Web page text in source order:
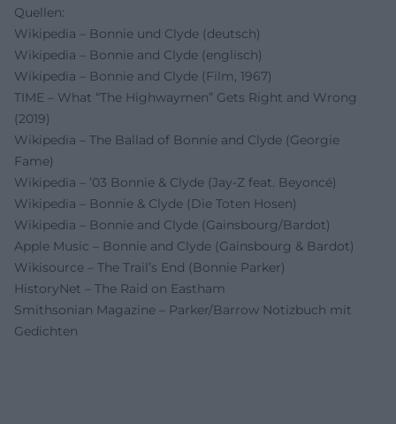
Quellen:
Wikipedia – Bonnie und Clyde (deutsch)
Wikipedia – Bonnie and Clyde (englisch)
Wikipedia – Bonnie and Clyde (Film, 1967)
TIME – What “The Highwaymen” Gets Right and Wrong
(2019)
Wikipedia – The Ballad of Bonnie and Clyde (Georgie
Fame)
Wikipedia – ’03 Bonnie & Clyde (Jay‑Z feat. Beyoncé)
Wikipedia – Bonnie & Clyde (Die Toten Hosen)
Wikipedia – Bonnie and Clyde (Gainsbourg/Bardot)
Apple Music – Bonnie and Clyde (Gainsbourg & Bardot)
Wikisource – The Trail’s End (Bonnie Parker)
HistoryNet – The Raid on Eastham
Smithsonian Magazine – Parker/Barrow Notizbuch mit
Gedichten